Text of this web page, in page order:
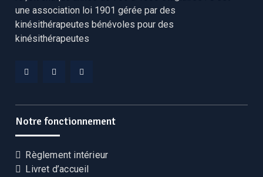
une association loi 1901 gérée par des
kinésithérapeutes bénévoles pour des
kinésithérapeutes
CEKCBCEKCBCEKCB
Notre fonctionnement
Règlement intérieur
Livret d’accueil